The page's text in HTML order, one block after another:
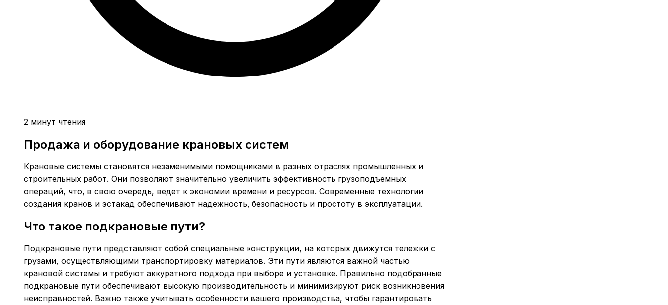
2 минут чтения
Продажа и оборудование крановых систем
Крановые системы становятся незаменимыми помощниками в разных отраслях промышленных и
строительных работ. Они позволяют значительно увеличить эффективность грузоподъемных
операций, что, в свою очередь, ведет к экономии времени и ресурсов. Современные технологии
создания кранов и эстакад обеспечивают надежность, безопасность и простоту в эксплуатации.
Что такое подкрановые пути?
Подкрановые пути представляют собой специальные конструкции, на которых движутся тележки с
грузами, осуществляющими транспортировку материалов. Эти пути являются важной частью
крановой системы и требуют аккуратного подхода при выборе и установке. Правильно подобранные
подкрановые пути обеспечивают высокую производительность и минимизируют риск возникновения
неисправностей. Важно также учитывать особенности вашего производства, чтобы гарантировать